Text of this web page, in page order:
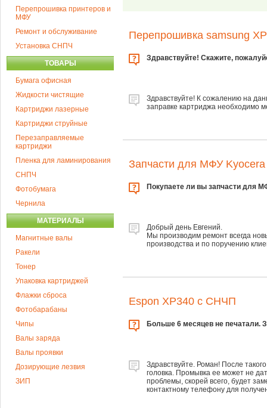
Перепрошивка принтеров и
МФУ
Ремонт и обслуживание
Установка СНПЧ
ТОВАРЫ
Бумага офисная
Жидкости чистящие
Картриджи лазерные
Картриджи струйные
Перезаправляемые
картриджи
Пленка для ламинирования
СНПЧ
Фотобумага
Чернила
МАТЕРИАЛЫ
Магнитные валы
Ракели
Тонер
Упаковка картриджей
Флажки сброса
Фотобарабаны
Чипы
Валы заряда
Валы проявки
Дозирующие лезвия
ЗИП
Перепрошивка samsung
Здравствуйте! Скажите,
Здравствуйте! К сожалению на
заправке картриджа необходимо
Запчасти для МФУ Kyocera
Покупаете ли вы запчасти для
Добрый день Евгений.
Мы производим ремонт всегда
производства и по поручению
Espon XP340 с СНЧП
Больше 6 месяцев не печатали.
Здравствуйте. Роман! После
головка. Промывка ее может не
проблемы, скорей всего, будет
контактному телефону для